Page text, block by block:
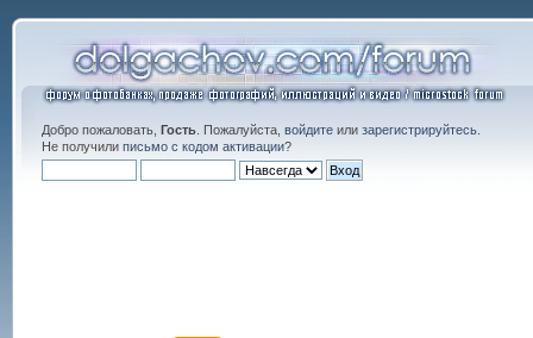
Добро пожаловать, Гость. Пожалуйста, войдитеили зарегистрируйтесь.
Не получили письмо с кодом активации?